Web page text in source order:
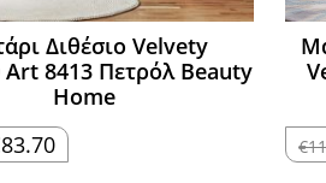
Διθέσιο Velvety
Art 8413 Πετρόλ Beauty
Home
83.70Η
τρέχουσα €